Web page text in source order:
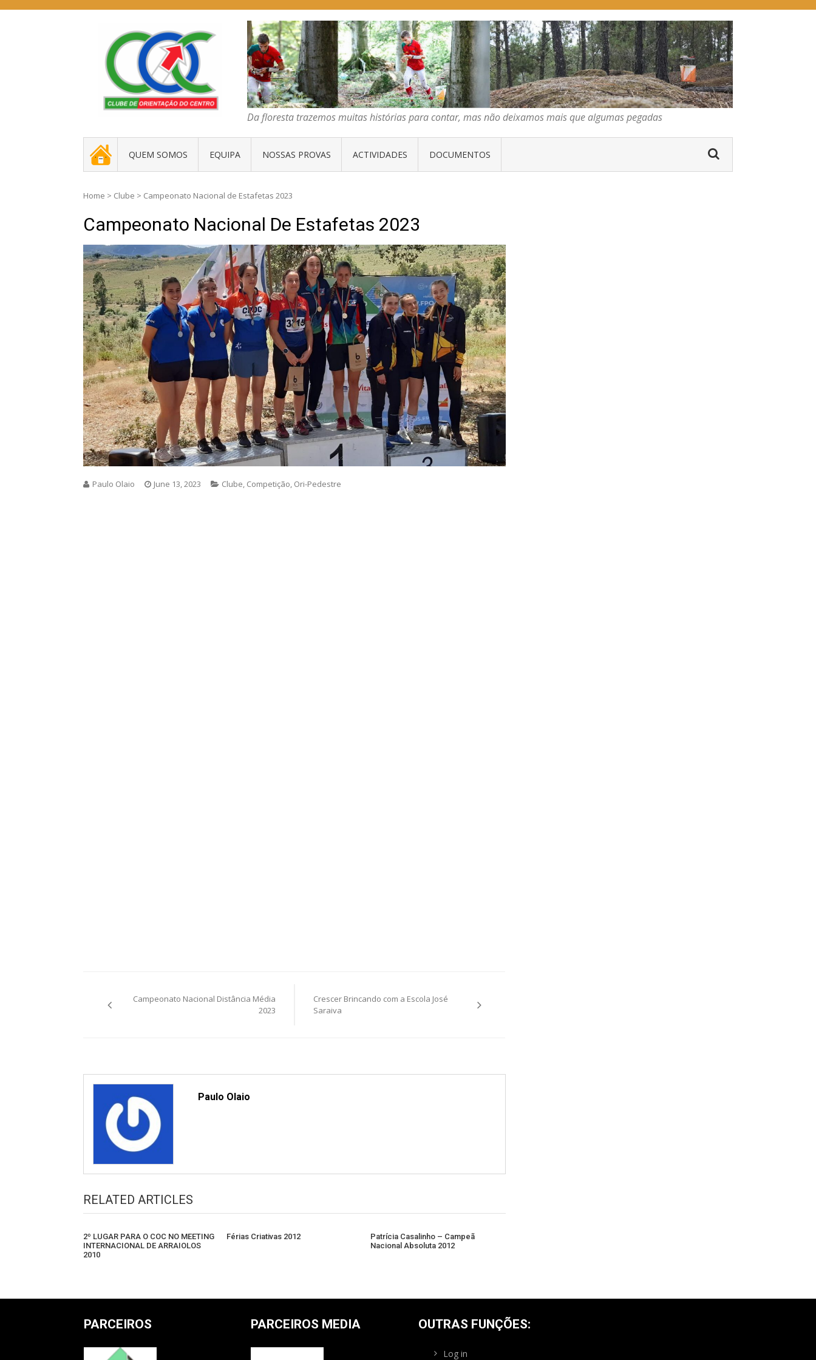
COC – CLUBE DE ORIENTAÇÃO DO CENTRO
Da floresta trazemos muitas histórias para contar, mas não deixamos mais que algumas pegadas
Da floresta trazemos muitas histórias para contar, mas não deixamos mais que algumas pegadas
. _ . QUEM SOMOS EQUIPA NOSSAS PROVAS ACTIVIDADES DOCUMENTOS
Home > Clube > Campeonato Nacional de Estafetas 2023
Campeonato Nacional De Estafetas 2023
Paulo Olaio June 13, 2023 Clube, Competição, Ori-Pedestre
navigation
Campeonato Nacional Distância Média
2023
Crescer Brincando com a Escola José
Saraiva
Paulo Olaio
RELATED ARTICLES
2º LUGAR PARA O COC NO MEETING
INTERNACIONAL DE ARRAIOLOS
2010
Férias Criativas 2012
Patrícia Casalinho – Campeã
Nacional Absoluta 2012
PARCEIROS PARCEIROS MEDIA OUTRAS FUNÇÕES:
Log in